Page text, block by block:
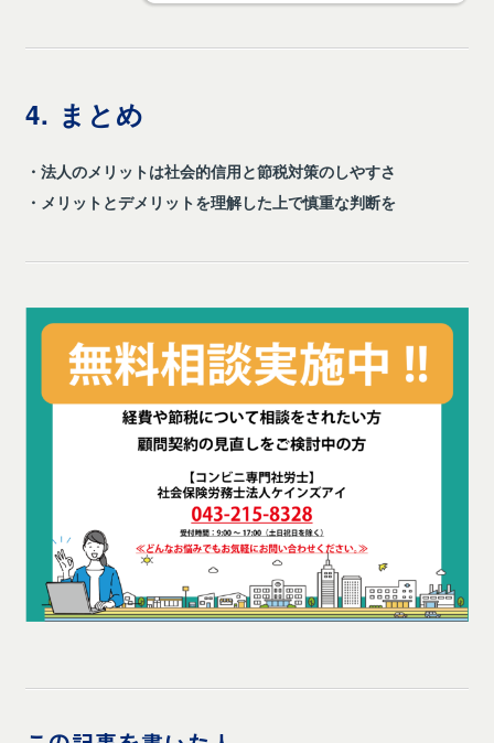
4. まとめ
・法人のメリットは社会的信用と節税対策のしやすさ
・メリットとデメリットを理解した上で慎重な判断を